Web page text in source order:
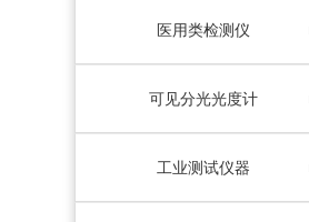
医用类检测仪
可见分光光度计
工业测试仪器